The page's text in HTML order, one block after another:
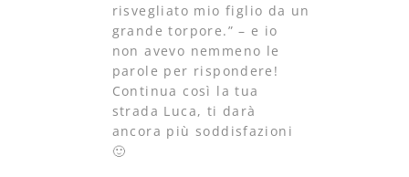
risvegliato mio figlio da un
grande torpore.” – e io
non avevo nemmeno le
parole per rispondere!
Continua così la tua
strada Luca, ti darà
ancora più soddisfazioni
🙂